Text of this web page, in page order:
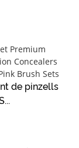
de pinzells